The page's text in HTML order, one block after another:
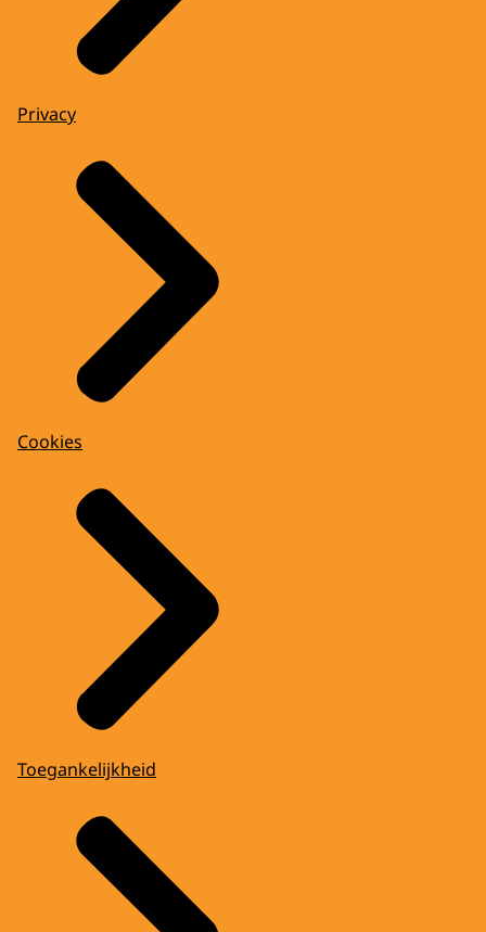
Privacy
Cookies
Toegankelijkheid